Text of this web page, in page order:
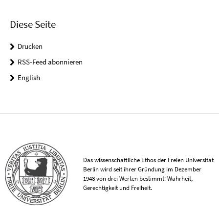
Diese Seite
Drucken
RSS-Feed abonnieren
English
Das wissenschaftliche Ethos der Freien Universität
Berlin wird seit ihrer Gründung im Dezember
1948 von drei Werten bestimmt: Wahrheit,
Gerechtigkeit und Freiheit.